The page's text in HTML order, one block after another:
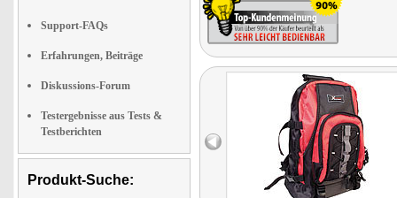
Support-FAQs
Erfahrungen, Beiträge
Diskussions-Forum
Testergebnisse aus Tests &
Testberichten
Produkt-Suche: